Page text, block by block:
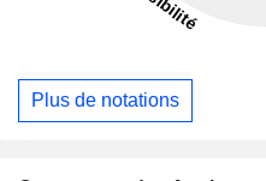
Plus de notations